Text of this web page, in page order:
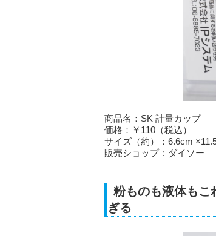
商品名：SK 計量カップ
価格：￥110（税込）
サイズ（約）：6.6cm
販売ショップ：ダイソー
粉ものも液体もこ
ぎる